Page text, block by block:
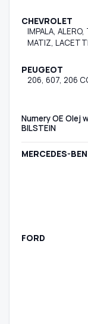
CHEVROLET
IMPALA,
MATIZ, LACETTI
PEUGEOT
206, 607, 206
Numery OE Olej
BILSTEIN
MERCEDES-
FORD